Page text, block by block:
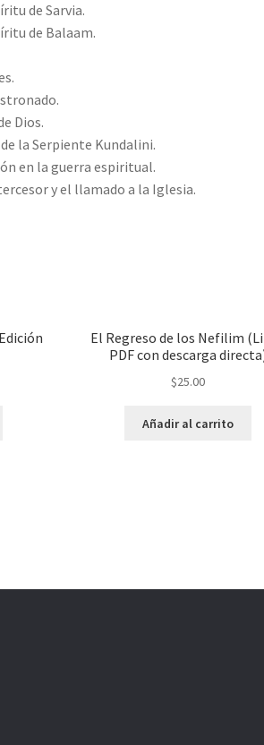
de Sarvia.
de Balaam.
Dios.
la Serpiente Kundalini.
en la guerra espiritual.
y el llamado a la Iglesia.
El Regreso de los Nefilim
PDF con descarga
$25.00
Añadir al carrito